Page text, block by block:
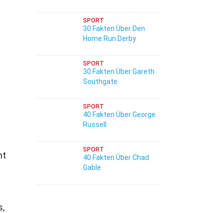
SPORT
30 Fakten Über Den
Home Run Derby
SPORT
30 Fakten Über Gareth
Southgate
SPORT
40 Fakten Über George
Russell
SPORT
40 Fakten Über Chad
Gable